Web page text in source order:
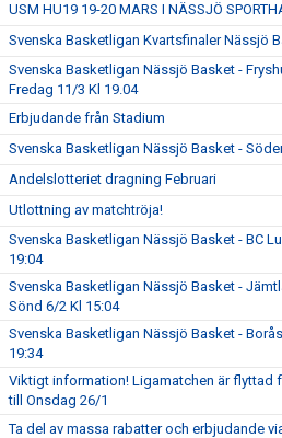
USM HU19 19-20 MARS I NÄSSJÖ
Svenska Basketligan Kvartsfinaler Nässjö
Svenska Basketligan Nässjö Basket -
Fredag 11/3 Kl 19.04
Erbjudande från Stadium
Svenska Basketligan Nässjö Basket -
Andelslotteriet dragning Februari
Utlottning av matchtröja!
Svenska Basketligan Nässjö Basket - BC
19:04
Svenska Basketligan Nässjö Basket -
Sönd 6/2 Kl 15:04
Svenska Basketligan Nässjö Basket -
19:34
Viktigt information! Ligamatchen är flyttad
till Onsdag 26/1
Ta del av massa rabatter och erbjudande